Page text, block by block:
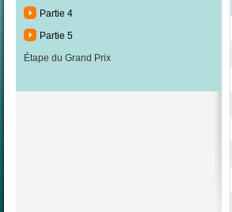
Partie 4
Partie 5
Étape du Grand Prix